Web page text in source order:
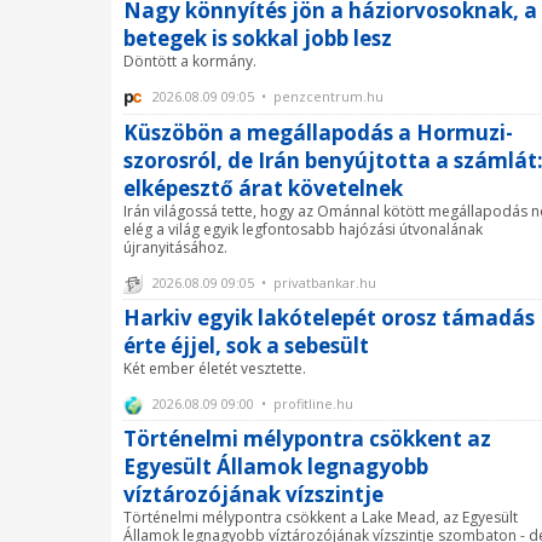
Nagy könnyítés jön a háziorvosoknak, a
betegek is sokkal jobb lesz
Döntött a kormány.
2026.08.09 09:05 • penzcentrum.hu
Küszöbön a megállapodás a Hormuzi-
szorosról, de Irán benyújtotta a számlát:
elképesztő árat követelnek
Irán világossá tette, hogy az Ománnal kötött megállapodás
elég a világ egyik legfontosabb hajózási útvonalának
újranyitásához.
2026.08.09 09:05 • privatbankar.hu
Harkiv egyik lakótelepét orosz támadás
érte éjjel, sok a sebesült
Két ember életét vesztette.
2026.08.09 09:00 • profitline.hu
Történelmi mélypontra csökkent az
Egyesült Államok legnagyobb
víztározójának vízszintje
Történelmi mélypontra csökkent a Lake Mead, az Egyesült
Államok legnagyobb víztározójának vízszintje szombaton -